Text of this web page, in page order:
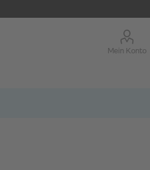
Mein Konto